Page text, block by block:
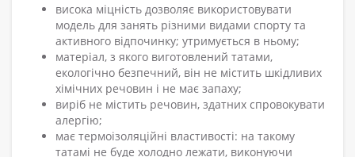
висока міцність дозволяє використовувати
модель для занять різними видами спорту та
активного відпочинку; утримується в ньому;
матеріал, з якого виготовлений татами,
екологічно безпечний, він не містить шкідливих
хімічних речовин і не має запаху;
виріб не містить речовин, здатних спровокувати
алергію;
має термоізоляційні властивості: на такому
татамі не буде холодно лежати, виконуючи